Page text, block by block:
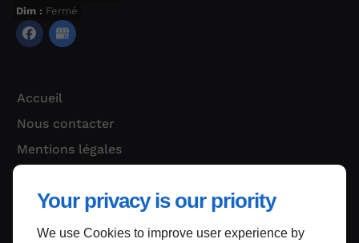
Your privacy is our priority
We use Cookies to improve user experience by
Dim : Fermé
Accueil
Nous contacter
Mentions légales